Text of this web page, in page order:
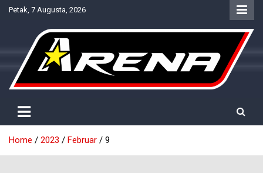
SkipPetak, 7 Augusta, 2026
NTV Arena
Home 2023 Februar 9